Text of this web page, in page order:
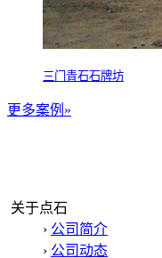
三门青石石牌坊
更多案例»
关于点石
› 公司简介
› 公司动态